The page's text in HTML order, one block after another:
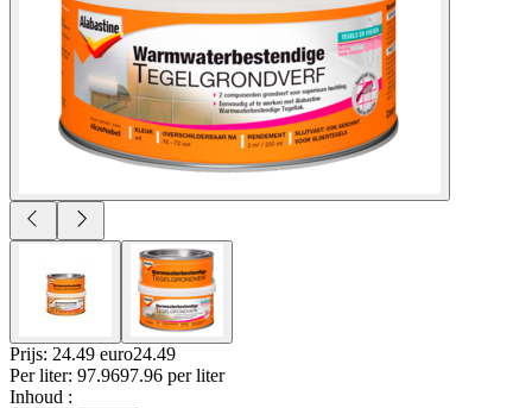
Prijs: 24.49 euro24.49
Per liter: 97.9697.96 per liter
Inhoud :